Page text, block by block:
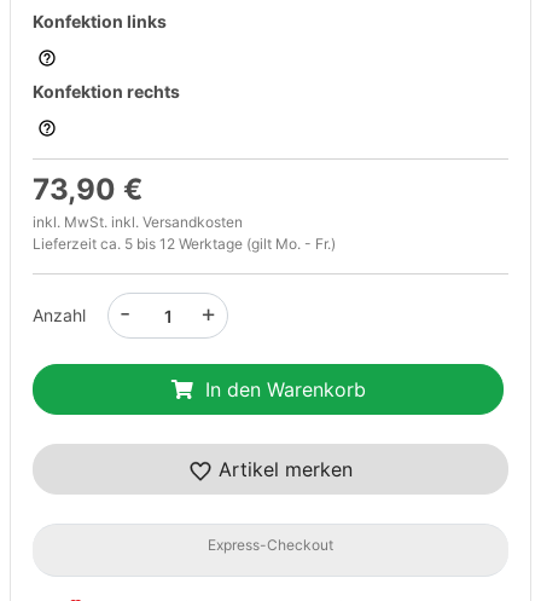
Konfektion links
Konfektion rechts
73,90 €
inkl. MwSt. inkl. Versandkosten
Lieferzeit ca. 5 bis 12 Werktage (gilt Mo. - Fr.)
Anzahl +
-
In den Warenkorb
Artikel merken
Express-Checkout